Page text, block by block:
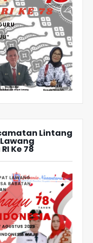
Lintang
Ke 78